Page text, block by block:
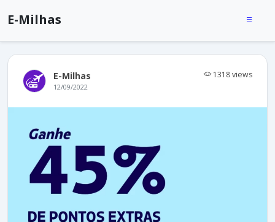
E-Milhas
E-Milhas 1318 views
12/09/2022